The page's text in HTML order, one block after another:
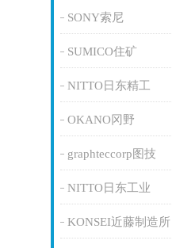
SONY索尼
SUMICO住矿
NITTO日东精工
OKANO冈野
graphteccorp图技
NITTO日东工业
KONSEI近藤制造所